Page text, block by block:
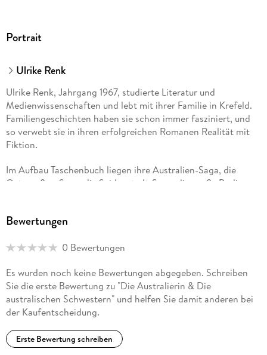
Portrait
Ulrike Renk
Ulrike Renk, Jahrgang 1967, studierte Literatur und
Medienwissenschaften und lebt mit ihrer Familie in Krefeld.
Familiengeschichten haben sie schon immer fasziniert, und
so verwebt sie in ihren erfolgreichen Romanen Realität mit
Fiktion.
Im Aufbau Taschenbuch liegen ihre Australien-Saga, die
Ostpreußen-Saga, die Seidenstadt-Saga, die große Berlin-
verlage. de und mehr zur Autorin unter ulrikerenk. de.
Bewertungen
0 Bewertungen
Es wurden noch keine Bewertungen abgegeben. Schreiben
Sie die erste Bewertung zu "Die Australierin & Die
australischen Schwestern" und helfen Sie damit anderen bei
der Kaufentscheidung.
Erste Bewertung schreiben